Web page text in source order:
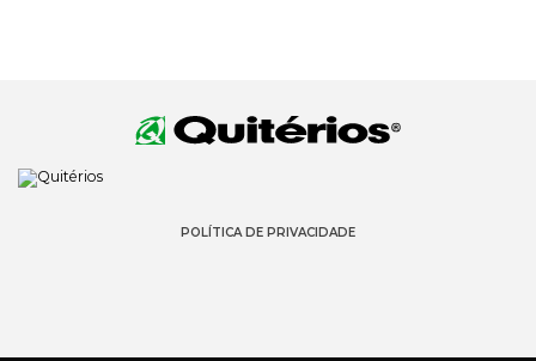
POLÍTICA DE PRIVACIDADE